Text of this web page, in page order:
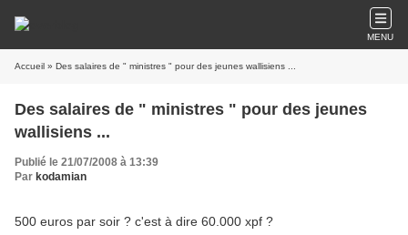
MENU
Accueil » Des salaires de " ministres " pour des jeunes wallisiens ...
Des salaires de " ministres " pour des jeunes
wallisiens ...
Publié le 21/07/2008 à 13:39
Par kodamian
500 euros par soir ? c'est à dire 60.000 xpf ?